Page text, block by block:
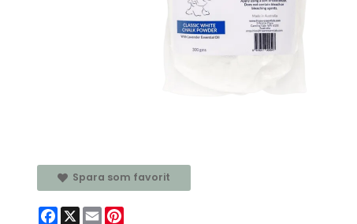
Spara som favorit
Facebook
X Email